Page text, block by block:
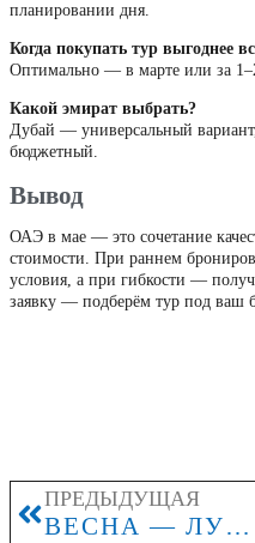
планировании дня.
Когда покупать тур выгоднее
Оптимально — в марте или за
Какой эмират выбрать?
Дубай — универсальный
бюджетный.
Вывод
ОАЭ в мае — это сочетание
стоимости. При раннем
условия, а при гибкости —
заявку — подберём тур под ваш
ПРЕДЫДУЩАЯ
ВЕСНА — ЛУЧШИЙ МОМЕНТ СПЛАНИРОВАТЬ ЛЕТНИЙ ОТПУСК ЗАРАНЕЕ